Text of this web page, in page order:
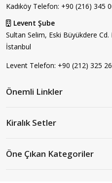
Kadıköy Telefon: +90 (216) 345
Levent Şube
Sultan Selim, Eski Büyükdere
İstanbul
Levent Telefon: +90 (212) 325
Önemli Linkler
Kiralık Setler
Öne Çıkan Kategoriler